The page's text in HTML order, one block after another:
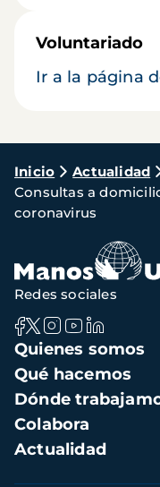
Voluntariado
Ir a la página
Ruta
de
navegación
Inicio Actualidad
Consultas a
coronavirus
Navegación
principal
Quienes somos
Qué hacemos
Dónde
Colabora
Actualidad
Redes sociales